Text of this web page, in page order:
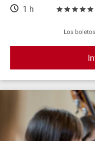
1 h
Los